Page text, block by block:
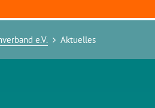
e.V. Aktuelles